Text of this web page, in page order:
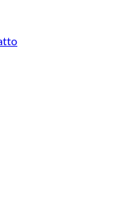
más tú.
estamos aquí para hacer
para ofrecerte en
Sodimac
tus proyectos y
que tenemos para
en Sodimac.
y decoración.